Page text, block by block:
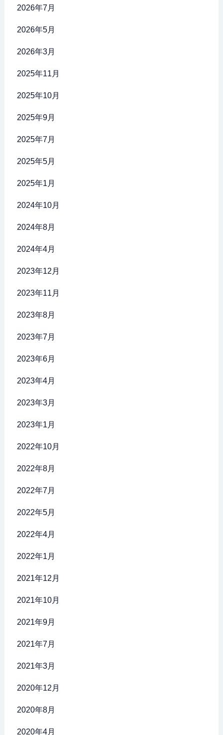
2026年7月
2026年5月
2026年3月
2025年11月
2025年10月
2025年9月
2025年7月
2025年5月
2025年1月
2024年10月
2024年8月
2024年4月
2023年12月
2023年11月
2023年8月
2023年7月
2023年6月
2023年4月
2023年3月
2023年1月
2022年10月
2022年8月
2022年7月
2022年5月
2022年4月
2022年1月
2021年12月
2021年10月
2021年9月
2021年7月
2021年3月
2020年12月
2020年8月
2020年4月